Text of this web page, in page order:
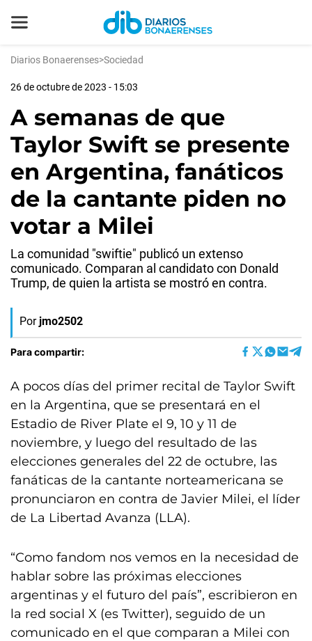
Diarios Bonaerenses>Sociedad
26 de octubre de 2023 - 15:03
A semanas de que
Taylor Swift se presente
en Argentina, fanáticos
de la cantante piden no
votar a Milei
La comunidad "swiftie" publicó un extenso
comunicado. Comparan al candidato con Donald
Trump, de quien la artista se mostró en contra.
Por jmo2502
Para compartir:
A pocos días del primer recital de Taylor Swift
en la Argentina, que se presentará en el
Estadio de River Plate el 9, 10 y 11 de
noviembre, y luego del resultado de las
elecciones generales del 22 de octubre, las
fanáticas de la cantante norteamericana se
pronunciaron en contra de Javier Milei, el líder
de La Libertad Avanza (LLA).
“Como fandom nos vemos en la necesidad de
hablar sobre las próximas elecciones
argentinas y el futuro del país”, escribieron en
la red social X (es Twitter), seguido de un
comunicado en el que comparan a Milei con